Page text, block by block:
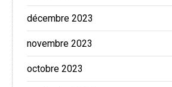
décembre 2023
novembre 2023
octobre 2023